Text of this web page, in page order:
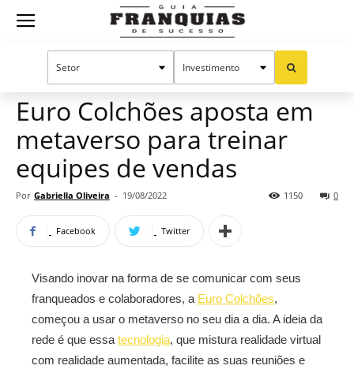
Guia
Mercado de franquias
Euro Colchões aposta em
metaverso para treinar
equipes de vendas
Por Gabriella Oliveira - 19/08/2022 0
1150
Facebook Twitter
Visando inovar na forma de se comunicar com seus
franqueados e colaboradores, a Euro Colchões,
começou a usar o metaverso no seu dia a dia. A ideia da
rede é que essa tecnologia, que mistura realidade virtual
com realidade aumentada, facilite as suas reuniões e